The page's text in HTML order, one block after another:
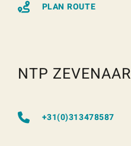
PLAN ROUTE
NTP ZEVENAAR
+31(0)313478587